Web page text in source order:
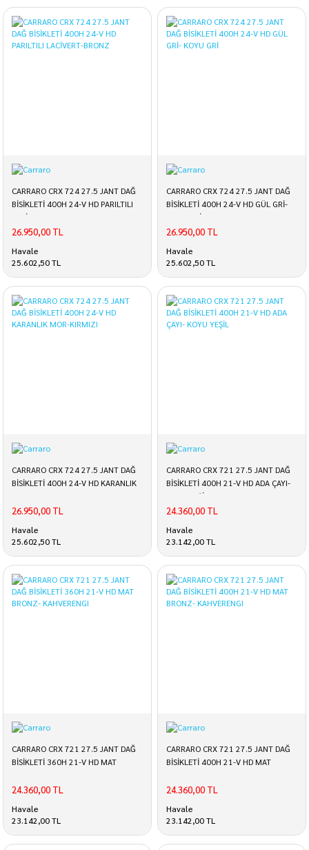
CARRARO CRX 724 27.5 JANT DAĞ
BİSİKLETİ 400H 24-V HD PARILTILI
LACİVERT-BRONZ
26.950,00 TL
Havale
25.602,50 TL
CARRARO CRX 724 27.5 JANT DAĞ
BİSİKLETİ 400H 24-V HD GÜL GRİ-
KOYU GRİ
26.950,00 TL
Havale
25.602,50 TL
CARRARO CRX 724 27.5 JANT DAĞ
BİSİKLETİ 400H 24-V HD KARANLIK
26.950,00 TL
Havale
25.602,50 TL
CARRARO CRX 721 27.5 JANT DAĞ
BİSİKLETİ 400H 21-V HD ADA ÇAYI-
KOYU YEŞİL
24.360,00 TL
Havale
23.142,00 TL
CARRARO CRX 721 27.5 JANT DAĞ
BİSİKLETİ 360H 21-V HD MAT
24.360,00 TL
Havale
23.142,00 TL
CARRARO CRX 721 27.5 JANT DAĞ
BİSİKLETİ 400H 21-V HD MAT
24.360,00 TL
Havale
23.142,00 TL